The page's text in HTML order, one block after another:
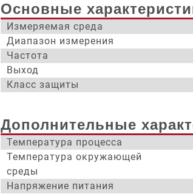
Основные
Измеряемая среда
Диапазон измерения
Частота
Выход
Класс защиты
Дополнительные
Температура процесса
Температура окружающей
среды
Напряжение питания